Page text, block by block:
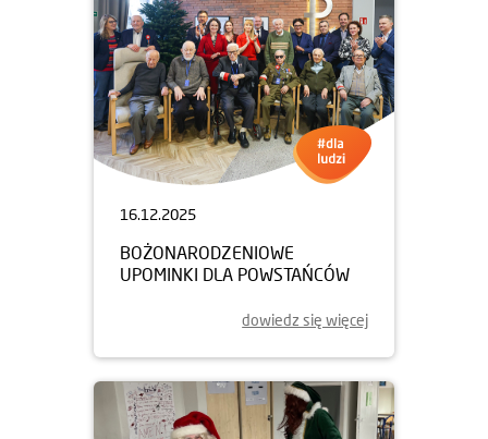
16.12.2025
BOŻONARODZENIOWE
UPOMINKI DLA POWSTAŃCÓW
dowiedz się więcej